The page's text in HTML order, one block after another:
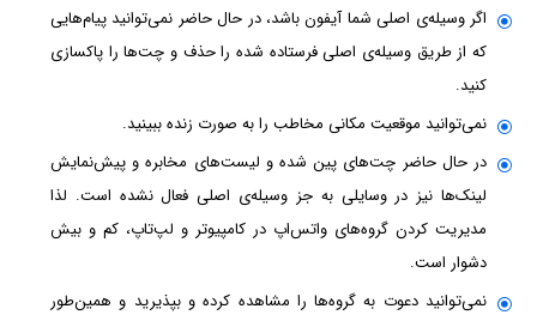
اگر وسیله‌ی اصلی شما آیفون باشد، در حال حاضر نمی‌توانید پیام‌هایی
که از طریق وسیله‌ی اصلی فرستاده شده را حذف و چت‌ها را پاکسازی
کنید.
نمی‌توانید موقعیت مکانی مخاطب را به صورت زنده ببینید.
در حال حاضر چت‌های پین شده و لیست‌های مخابره و پیش‌نمایش
لینک‌ها نیز در وسایلی به جز وسیله‌ی اصلی فعال نشده است. لذا
مدیریت کردن گروه‌های واتس‌اپ در کامپیوتر و لپ‌تاپ، کم و بیش
دشوار است.
نمی‌توانید دعوت به گروه‌ها را مشاهده کرده و بپذیرید و همین‌طور